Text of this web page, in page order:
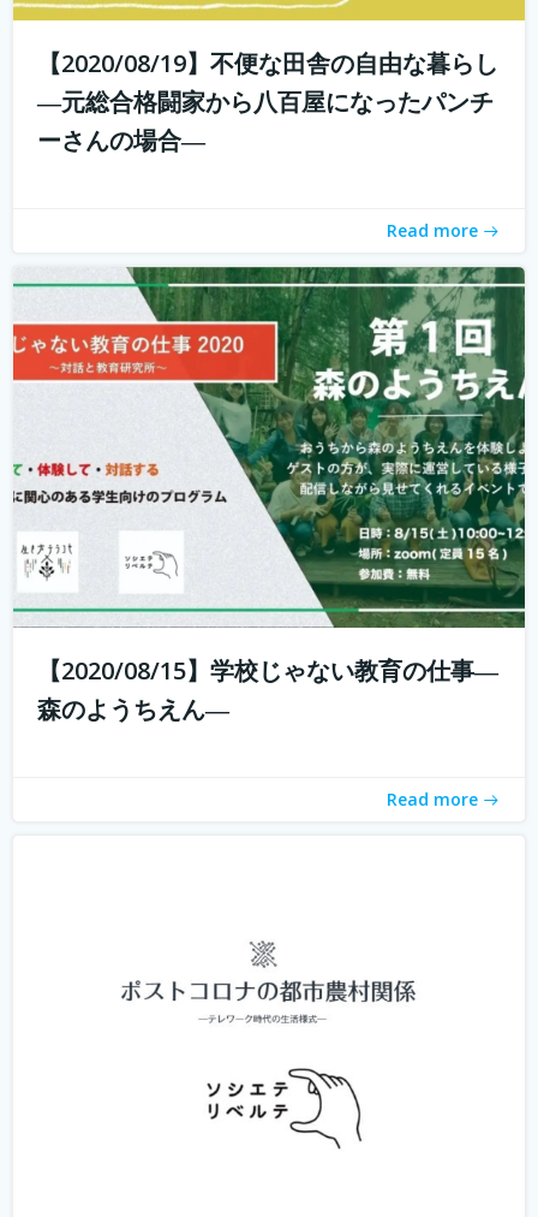
【2020/08/19】不便な田舎の自由な暮らし
―元総合格闘家から八百屋になったパンチ
ーさんの場合―
Read more
こんにちは！ 学校じゃない教育の仕事プロジェクトの米田
と言います。 学校じゃない教育の仕事プロジェクト 今読ん
でいただいているあなたは、学校じゃない教育の仕事に興
味がありますか？ 子どもを対象とした仕事をしたいけど、
【2020/08/15】学校じゃない教育の仕事―
森のようちえん―
Read more
新型コロナウィルスの拡大に収束が見えない中、私たちは
す。 企業ではテレワークが進み、大学の授業もオンライン
化。これまでインターネットは場所を選ばないと言われつ